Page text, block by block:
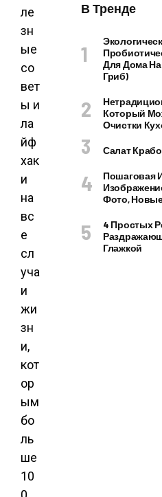
В Тренде
Для Дома
Гриб)
Который
Очистки
Салат
Пошаговая
Фото, Новые
4 Простых
Глажкой